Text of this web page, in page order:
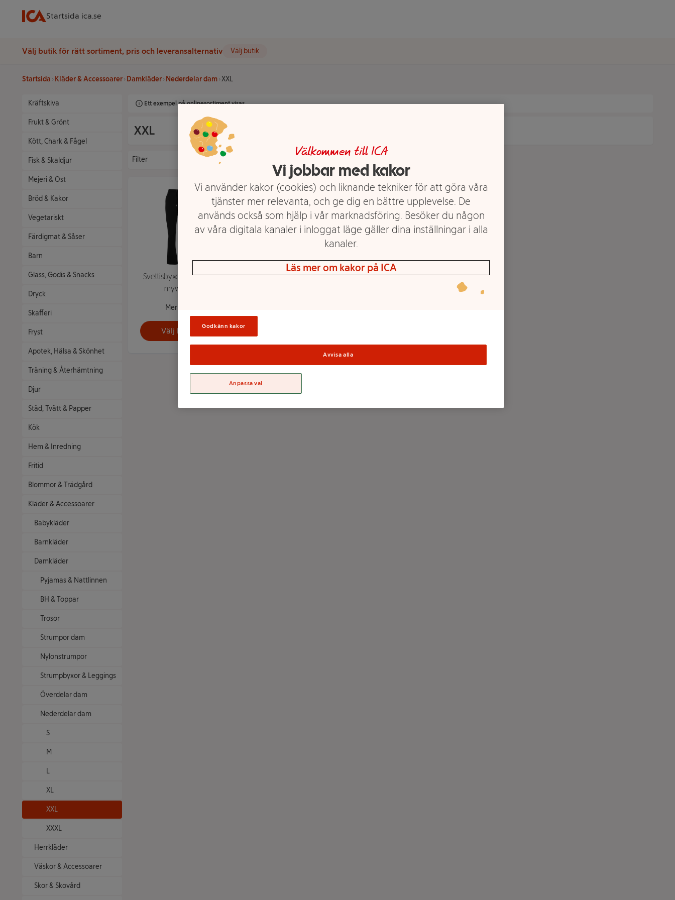
Startsida ica.se
Välj butik för rätt sortiment, pris och leveransalternativ Välj butik
Startsida Kläder & Accessoarer Damkläder Nederdelar dam XXL
Kräftskiva
Frukt & Grönt
Kött, Chark & Fågel
Fisk & Skaldjur
Mejeri & Ost
Bröd & Kakor
Vegetariskt
Färdigmat & Såser
Barn
Glass, Godis & Snacks
Dryck
Skafferi
Fryst
Apotek, Hälsa & Skönhet
Träning & Återhämtning
Djur
Städ, Tvätt & Papper
Kök
Hem & Inredning
Fritid
Blommor & Trädgård
Kläder & Accessoarer
Babykläder
Barnkläder
Damkläder
Pyjamas & Nattlinnen
BH & Toppar
Trosor
Strumpor dam
Nylonstrumpor
Strumpbyxor & Leggings
Överdelar dam
Nederdelar dam
S
M
L
XL
XXL
XXXL
Herrkläder
Väskor & Accessoarer
Skor & Skovård
Ett exempel på onlinesortiment visas.
XXL
Filter
Svettisbyxa Flare XXL
mywear
Mer info
Välj butik
Svettisbyxa Flare Grå
Svettisbyxa XXL
Välkommen till ICA
Vi jobbar med kakor
Vi använder kakor (cookies) och liknande tekniker för att göra våra
tjänster mer relevanta, och ge dig en bättre upplevelse. De
används också som hjälp i vår marknadsföring. Besöker du någon
av våra digitala kanaler i inloggat läge gäller dina inställningar i alla
kanaler.
Läs mer om kakor på ICA
Godkänn kakor
Avvisa alla
Anpassa val